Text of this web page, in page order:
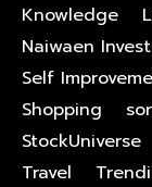
Knowledge
Naiwaen
Self
Shopping
StockUniverse
Travel